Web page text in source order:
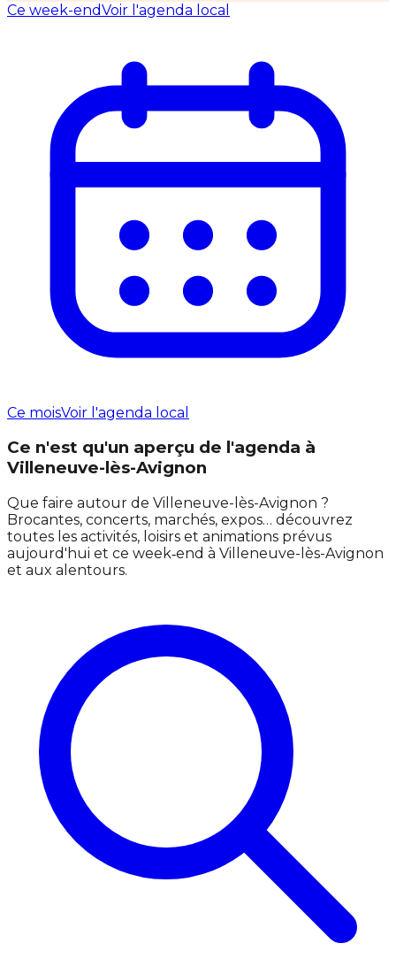
Ce week-endVoir l'agenda local
Ce moisVoir l'agenda local
Ce n'est qu'un aperçu de l'agenda à
Villeneuve-lès-Avignon
Que faire autour de Villeneuve-lès-Avignon ?
Brocantes, concerts, marchés, expos… découvrez
toutes les activités, loisirs et animations prévus
aujourd'hui et ce week‑end à Villeneuve-lès-Avignon
et aux alentours.